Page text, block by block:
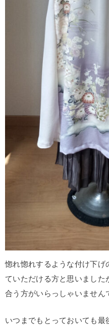
惚れ惚れするような付け下
ていただける方と思いまし
合う方がいらっしゃいません
いつまでもとっておいても